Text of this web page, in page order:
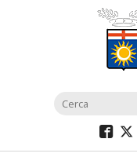
navigazione